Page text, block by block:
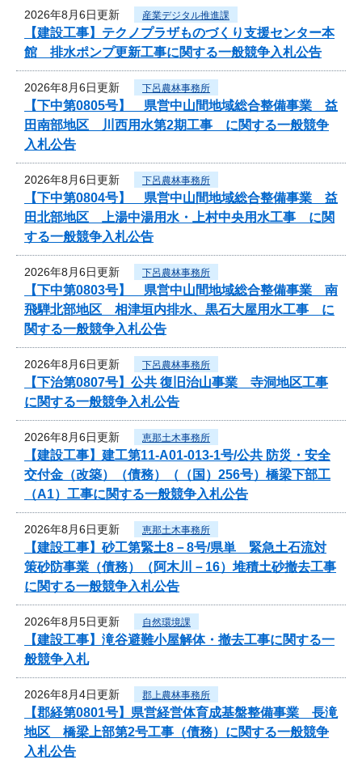
2026年8月6日更新 産業デジタル推進課
【建設工事】テクノプラザものづくり支援センター本
館 排水ポンプ更新工事に関する一般競争入札公告
2026年8月6日更新 下呂農林事務所
【下中第0805号】 県営中山間地域総合整備事業 益
田南部地区 川西用水第2期工事 に関する一般競争
入札公告
2026年8月6日更新 下呂農林事務所
【下中第0804号】 県営中山間地域総合整備事業 益
田北部地区 上湯中湯用水・上村中央用水工事 に関
する一般競争入札公告
2026年8月6日更新 下呂農林事務所
【下中第0803号】 県営中山間地域総合整備事業 南
飛騨北部地区 相津垣内排水、黒石大屋用水工事 に
関する一般競争入札公告
2026年8月6日更新 下呂農林事務所
【下治第0807号】公共 復旧治山事業 寺洞地区工事
に関する一般競争入札公告
2026年8月6日更新 恵那土木事務所
【建設工事】建工第11-A01-013-1号/公共 防災・安全
交付金（改築）（債務）（（国）256号）橋梁下部工
（A1）工事に関する一般競争入札公告
2026年8月6日更新 恵那土木事務所
【建設工事】砂工第緊土8－8号/県単 緊急土石流対
策砂防事業（債務）（阿木川－16）堆積土砂撤去工事
に関する一般競争入札公告
2026年8月5日更新 自然環境課
【建設工事】滝谷避難小屋解体・撤去工事に関する一
般競争入札
2026年8月4日更新 郡上農林事務所
【郡経第0801号】県営経営体育成基盤整備事業 長滝
地区 橋梁上部第2号工事（債務）に関する一般競争
入札公告